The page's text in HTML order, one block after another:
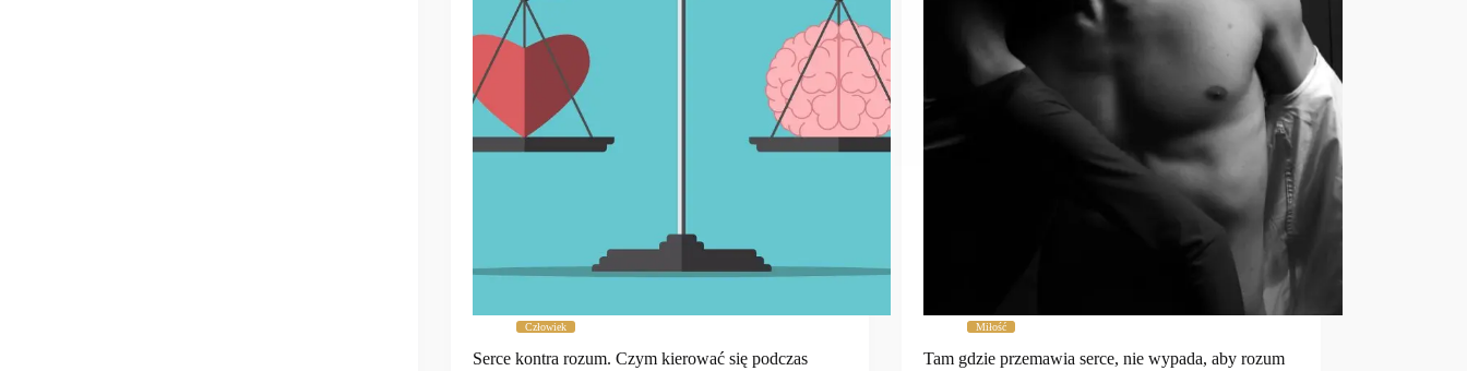
Człowiek
Serce kontra rozum. Czym kierować się podczas
Miłość
Tam gdzie przemawia serce, nie wypada, aby rozum